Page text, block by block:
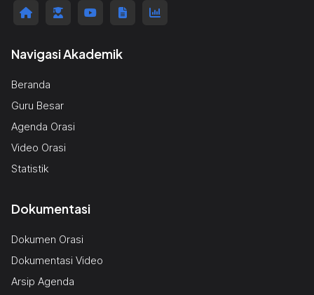
Navigasi Akademik
Beranda
Guru Besar
Agenda Orasi
Video Orasi
Statistik
Dokumentasi
Dokumen Orasi
Dokumentasi Video
Arsip Agenda